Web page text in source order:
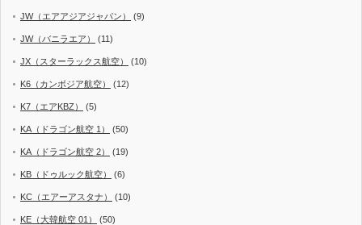
JW（エアアジアジャパン） (9)
JW（バニラエア） (11)
JX（スターラックス航空） (10)
K6（カンボジア航空） (12)
K7（エアKBZ） (5)
KA（ドラゴン航空 1） (50)
KA（ドラゴン航空 2） (19)
KB（ドゥルック航空） (6)
KC（エアーアスタナ） (10)
KE（大韓航空 01） (50)